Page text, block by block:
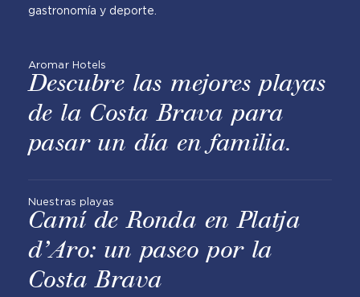
gastronomía y deporte.
Aromar Hotels
Descubre las mejores playas
de la Costa Brava para
pasar un día en familia.
Nuestras playas
Camí de Ronda en Platja
d’Aro: un paseo por la
Costa Brava